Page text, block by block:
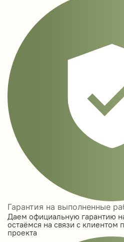
Гарантия на выполненные
Даем официальную гарантию
остаёмся на связи с клиентом
проекта